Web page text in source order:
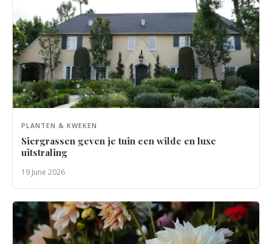
PLANTEN & KWEKEN
Siergrassen geven je tuin een wilde en luxe
uitstraling
19 June 2026